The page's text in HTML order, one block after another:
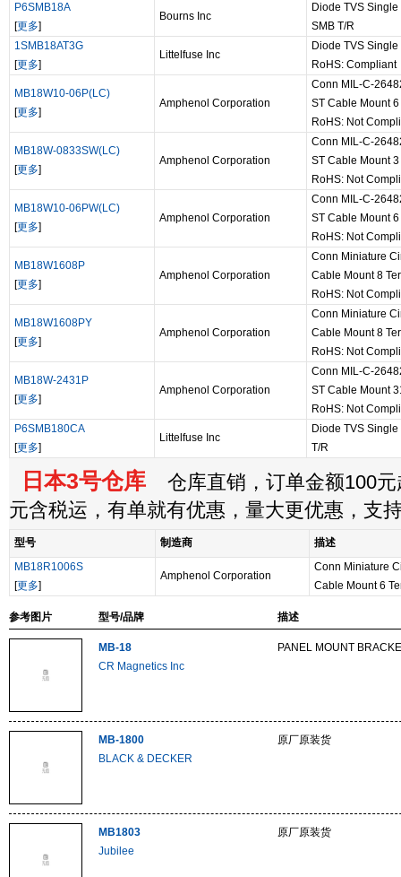
P6SMB18A
[更多]
Bourns Inc
Diode TVS
SMB T/R
1SMB18AT3G
[更多]
Littelfuse Inc
Diode TVS
RoHS: Compliant
MB18W10-06P(LC)
[更多]
Amphenol Corporation
Conn MIL-C-
ST Cable Mount
RoHS: Not
MB18W-0833SW(LC)
[更多]
Amphenol Corporation
Conn MIL-C-
ST Cable Mount
RoHS: Not
MB18W10-06PW(LC)
[更多]
Amphenol Corporation
Conn MIL-C-
ST Cable Mount
RoHS: Not
MB18W1608P
[更多]
Amphenol Corporation
Conn Miniature
Cable Mount 8
RoHS: Not
MB18W1608PY
[更多]
Amphenol Corporation
Conn Miniature
Cable Mount 8
RoHS: Not
MB18W-2431P
[更多]
Amphenol Corporation
Conn MIL-C-
ST Cable Mount
RoHS: Not
P6SMB180CA
[更多]
Littelfuse Inc
Diode TVS
T/R
日本3号仓库 仓库直销，订单金额100元
元含税运，有单就有优惠，量大更优惠，支
型号 制造商
描述
MB18R1006S
[更多]
Amphenol Corporation
Conn Miniature
Cable Mount 6
参考图片 型号/品牌 描述
MB-18
CR Magnetics Inc
PANEL MOUNT
MB-1800
BLACK & DECKER
原厂原装货
MB1803
Jubilee
原厂原装货